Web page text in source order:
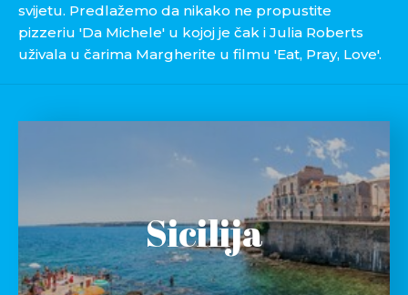
svijetu. Predlažemo da nikako ne propustite
pizzeriu 'Da Michele' u kojoj je čak i Julia Roberts
uživala u čarima Margherite u filmu 'Eat, Pray, Love'.
Sicilija